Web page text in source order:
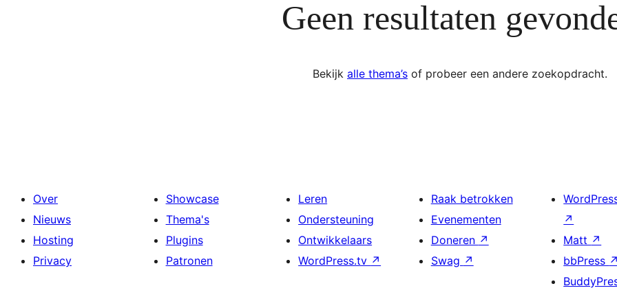
Geen resultaten
Bekijk alle thema’s of probeer een andere zoekopdracht.
Over
Nieuws
Hosting
Privacy
Showcase
Thema's
Plugins
Patronen
Leren
Ondersteuning
Ontwikkelaars
WordPress.tv ↗
Raak betrokken
Evenementen
Doneren ↗
Swag ↗
↗
Matt ↗
bbPress ↗